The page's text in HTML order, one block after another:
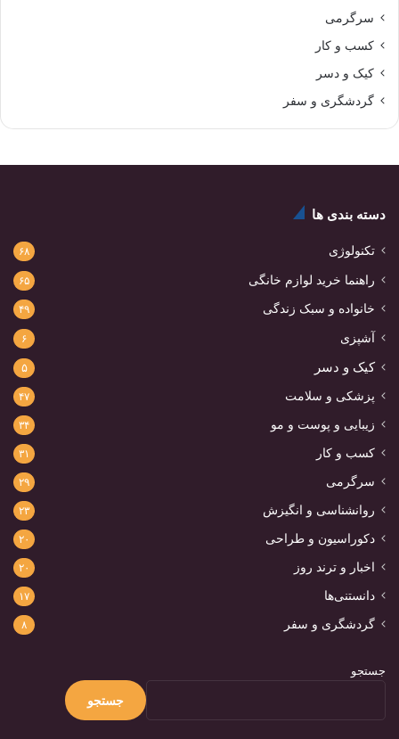
سرگرمی
کسب و کار
کیک و دسر
گردشگری و سفر
دسته بندی ها
تکنولوژی ۶۸
راهنما خرید لوازم خانگی ۶۵
خانواده و سبک زندگی ۴۹
آشپزی ۶
کیک و دسر ۵
پزشکی و سلامت ۴۷
زیبایی و پوست و مو ۳۴
کسب و کار ۳۱
سرگرمی ۲۹
روانشناسی و انگیزش ۲۳
دکوراسیون و طراحی ۲۰
اخبار و ترند روز ۲۰
دانستنی‌ها ۱۷
گردشگری و سفر ۸
جستجو
جستجو